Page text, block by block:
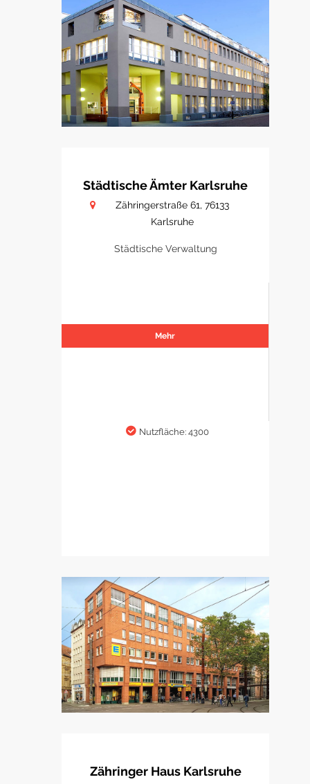
Städtische Ämter Karlsruhe
Zähringerstraße 61, 76133
Karlsruhe
Städtische Verwaltung
Mehr
Nutzfläche: 4300
Zähringer Haus Karlsruhe